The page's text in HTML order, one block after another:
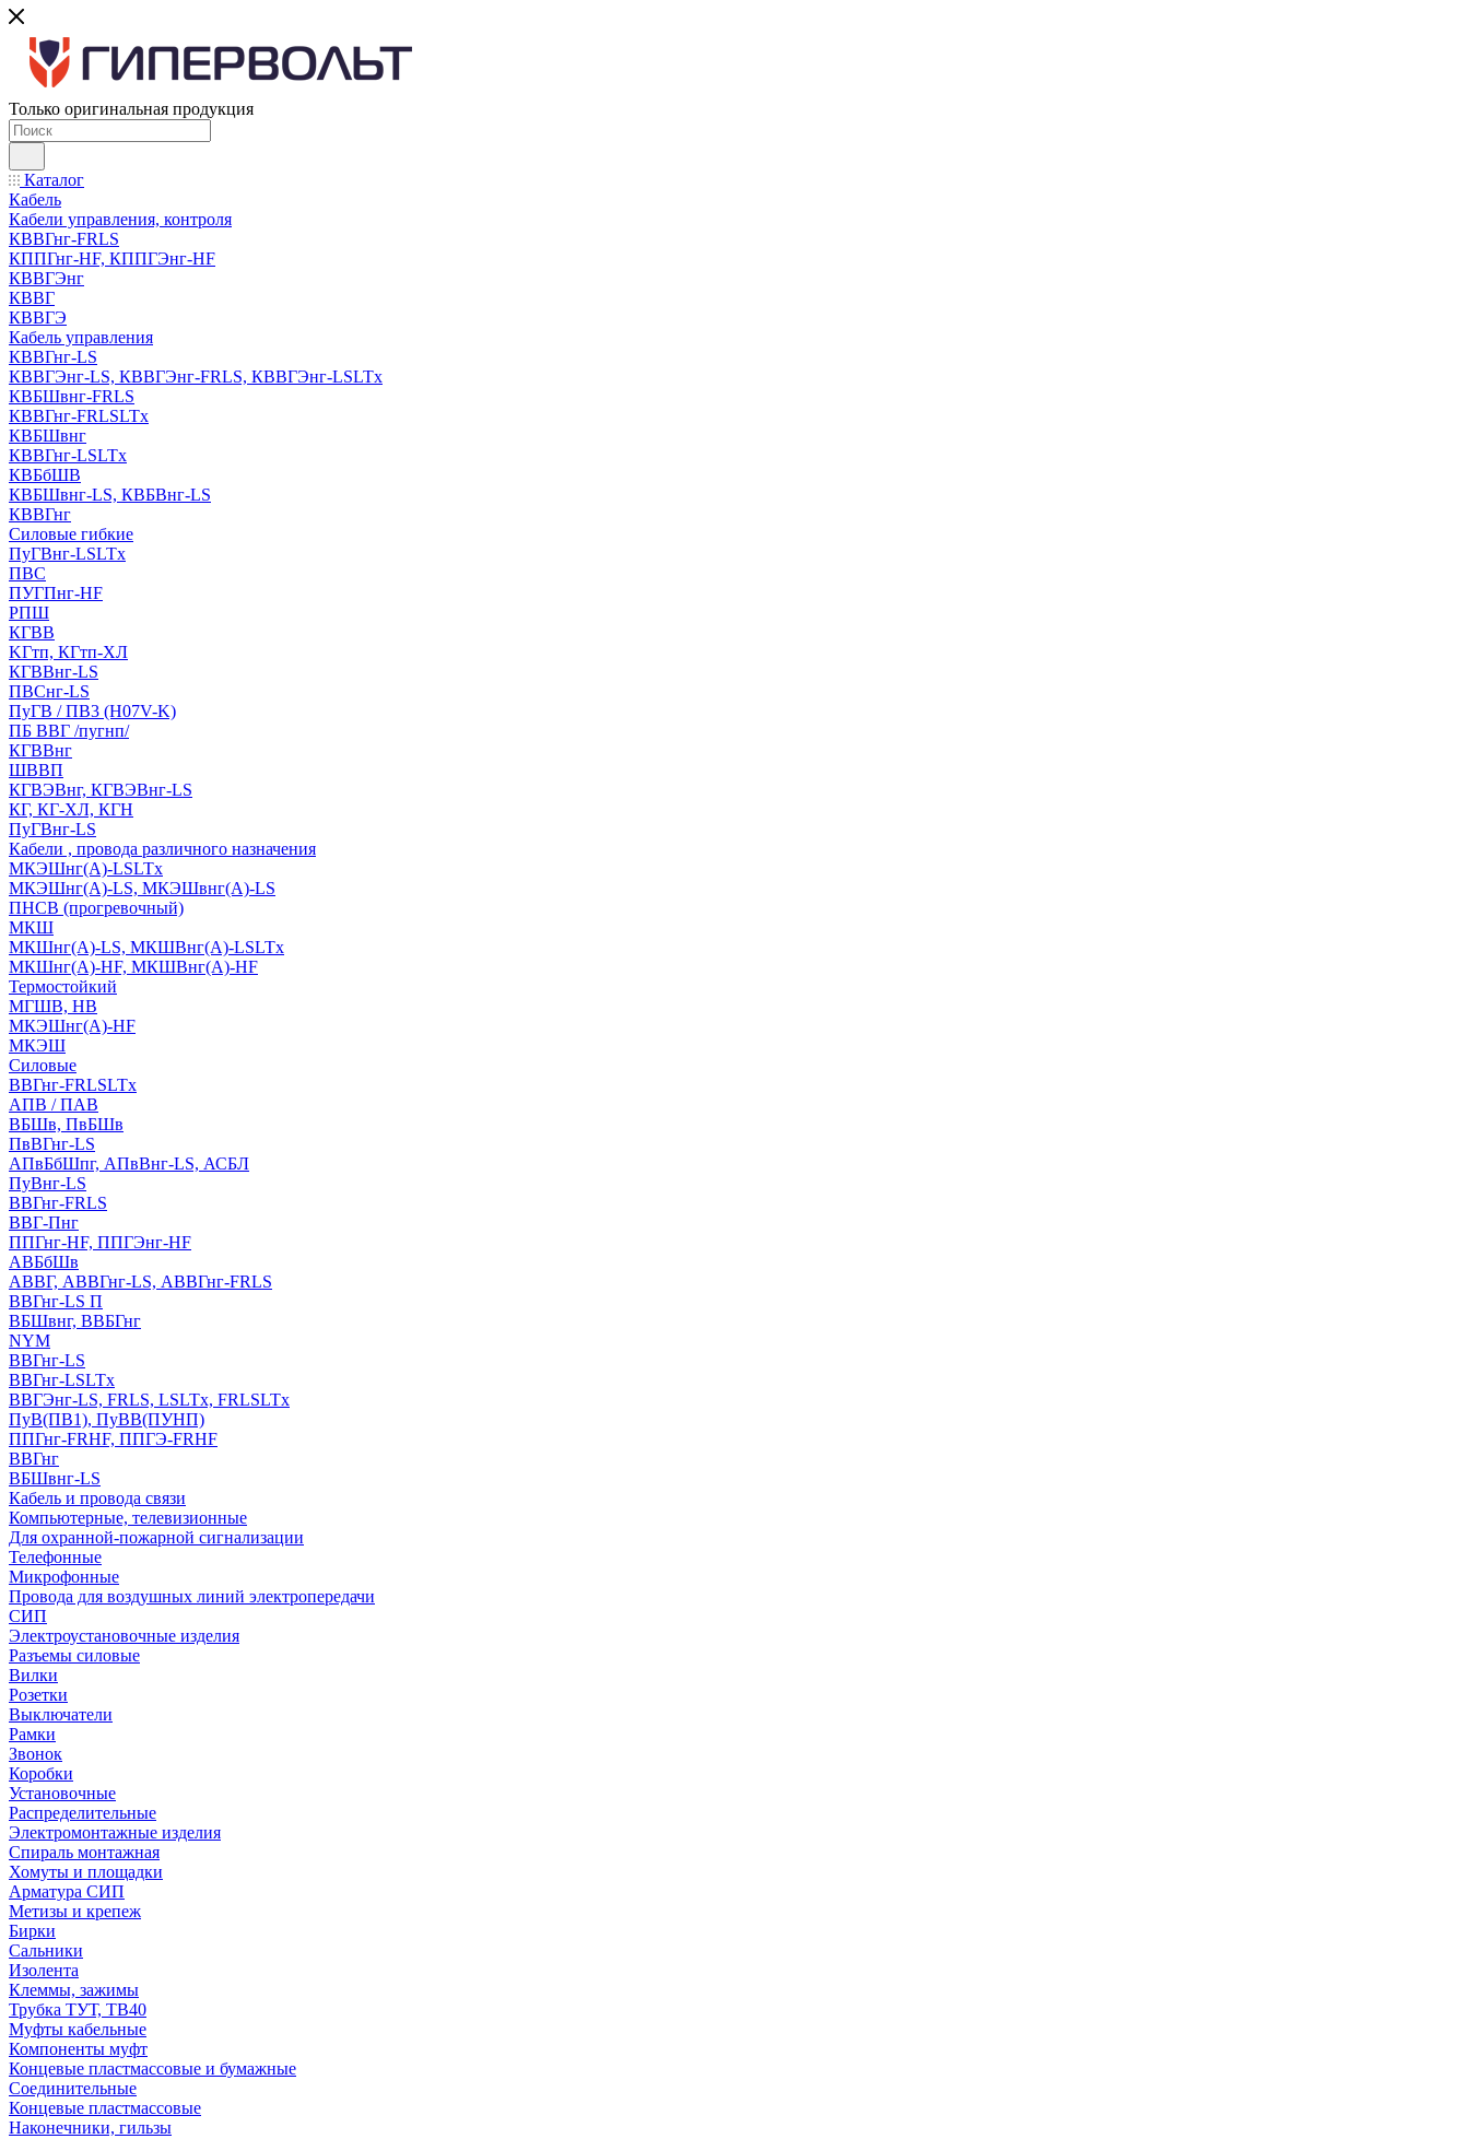
Только оригинальная продукция
Каталог
Кабель
Кабели управления, контроля
КВВГнг-FRLS
КППГнг-HF, КППГЭнг-HF
КВВГЭнг
КВВГ
КВВГЭ
Кабель управления
КВВГнг-LS
КВВГЭнг-LS, КВВГЭнг-FRLS, КВВГЭнг-LSLTx
КВБШвнг-FRLS
КВВГнг-FRLSLTx
КВБШвнг
КВВГнг-LSLTx
КВБбШВ
КВБШвнг-LS, КВБВнг-LS
КВВГнг
Силовые гибкие
ПуГВнг-LSLTx
ПВС
ПУГПнг-HF
РПШ
КГВВ
KГтп, КГтп-ХЛ
КГВВнг-LS
ПВСнг-LS
ПуГВ / ПВ3 (H07V-K)
ПБ ВВГ /пугнп/
КГВВнг
ШВВП
КГВЭВнг, КГВЭВнг-LS
КГ, КГ-ХЛ, КГН
ПуГВнг-LS
Кабели , провода различного назначения
МКЭШнг(А)-LSLTx
МКЭШнг(А)-LS, МКЭШвнг(А)-LS
ПНСВ (прогревочный)
МКШ
МКШнг(А)-LS, МКШВнг(А)-LSLTx
МКШнг(А)-HF, МКШВнг(А)-HF
Термостойкий
МГШВ, НВ
МКЭШнг(А)-HF
МКЭШ
Силовые
ВВГнг-FRLSLTx
АПВ / ПАВ
ВБШв, ПвБШв
ПвВГнг-LS
АПвБбШпг, АПвВнг-LS, АСБЛ
ПуВнг-LS
ВВГнг-FRLS
ВВГ-Пнг
ППГнг-HF, ППГЭнг-HF
АВБбШв
АВВГ, АВВГнг-LS, АВВГнг-FRLS
ВВГнг-LS П
ВБШвнг, ВВБГнг
NYM
ВВГнг-LS
ВВГнг-LSLTx
ВВГЭнг-LS, FRLS, LSLTx, FRLSLTx
ПуВ(ПВ1), ПуВВ(ПУНП)
ППГнг-FRHF, ППГЭ-FRHF
ВВГнг
ВБШвнг-LS
Кабель и провода связи
Компьютерные, телевизионные
Для охранной-пожарной сигнализации
Телефонные
Микрофонные
Провода для воздушных линий электропередачи
СИП
Электроустановочные изделия
Разъемы силовые
Вилки
Розетки
Выключатели
Рамки
Звонок
Коробки
Установочные
Распределительные
Электромонтажные изделия
Спираль монтажная
Хомуты и площадки
Арматура СИП
Метизы и крепеж
Бирки
Сальники
Изолента
Клеммы, зажимы
Трубка ТУТ, ТВ40
Муфты кабельные
Компоненты муфт
Концевые пластмассовые и бумажные
Соединительные
Концевые пластмассовые
Наконечники, гильзы